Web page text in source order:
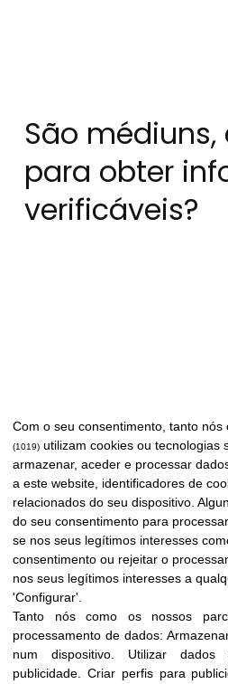
São
para obter
verificáveis?
Com o seu consentimento, tanto nós
(1019) utilizam cookies ou tecnologias
armazenar, aceder e processar
a este website, identificadores de
relacionados do seu dispositivo.
do seu consentimento para
se nos seus legítimos interesses
consentimento ou rejeitar o
nos seus legítimos interesses a
'Configurar'.
Tanto nós como os nossos
processamento de dados:
num dispositivo
Utilizar dados
publicidade
Criar perfis para